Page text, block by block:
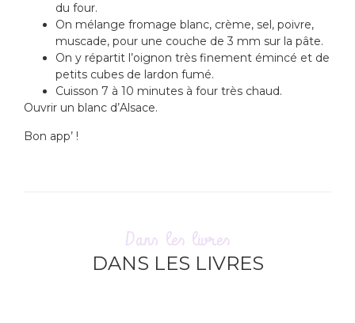
du four.
On mélange fromage blanc, crème, sel, poivre,
muscade, pour une couche de 3 mm sur la pâte.
On y répartit l’oignon très finement émincé et de
petits cubes de lardon fumé.
Cuisson 7 à 10 minutes à four très chaud.
Ouvrir un blanc d’Alsace.
Bon app’ !
Dans les livres
DANS LES LIVRES